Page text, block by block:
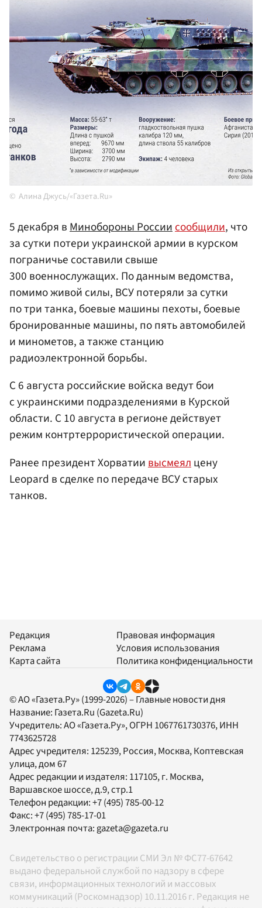
Алина Джусь/«Газета.Ru»
5 декабря вМинобороны Россиисообщили, что
за сутки потери украинской армии в курском
пограничье составили свыше
300 военнослужащих. По данным ведомства,
помимо живой силы, ВСУ потеряли за сутки
по три танка, боевые машины пехоты, боевые
бронированные машины, по пять автомобилей
и минометов, а также станцию
радиоэлектронной борьбы.
С 6 августа российские войска ведут бои
с украинскими подразделениями в Курской
области. С 10 августа в регионе действует
режим контртеррористической операции.
Ранее президент Хорватиивысмеялцену
Leopard в сделке по передаче ВСУ старых
танков.
Редакция
Реклама
Карта сайта
Правовая информация
Условия использования
Политика конфиденциальности
© АО «Газета.Ру» (1999-2026) – Главные новости дня
Название: Газета.Ru (Gazeta.Ru)
Учредитель:АО «Газета.Ру», ОГРН 1067761730376, ИНН
7743625728
Адрес учредителя: 125239, Россия, Москва, Коптевская
улица, дом 67
Адрес редакции и издателя: 117105, г. Москва,
Варшавское шоссе, д.9, стр.1
Телефон редакции:+7 (495) 785-00-12
Факс:+7 (495) 785-17-01
Электронная почта:gazeta@gazeta.ru
Свидетельство о регистрации СМИ Эл № ФС77-67642
выдано федеральной службой по надзору в сфере
связи, информационных технологий и массовых
коммуникаций (Роскомнадзор) 10.11.2016 г. Редакция не